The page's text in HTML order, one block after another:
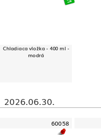
Chladiaca vložka - 400 ml -
modrá
2026.06.30.
60058